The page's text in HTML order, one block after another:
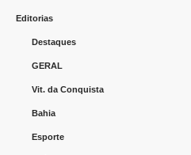
Editorias
Destaques
GERAL
Vit. da Conquista
Bahia
Esporte